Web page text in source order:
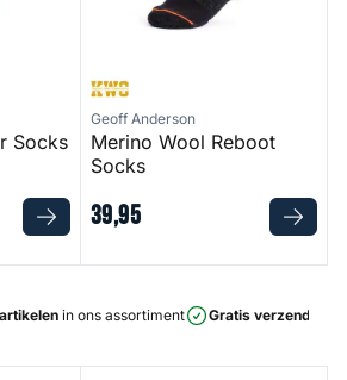
Socks
Geoff Anderson
Merino Wool Reboot
Socks
39,95
in ons assortiment Gratis verzending